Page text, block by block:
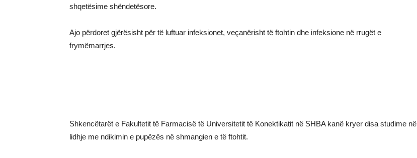
shqetësime shëndetësore.
Ajo përdoret gjërësisht për të luftuar infeksionet, veçanërisht të ftohtin dhe infeksione në rrugët e
frymëmarrjes.
Shkencëtarët e Fakultetit të Farmacisë të Universitetit të Konektikatit në SHBA kanë kryer disa studime në
lidhje me ndikimin e pupëzës në shmangien e të ftohtit.